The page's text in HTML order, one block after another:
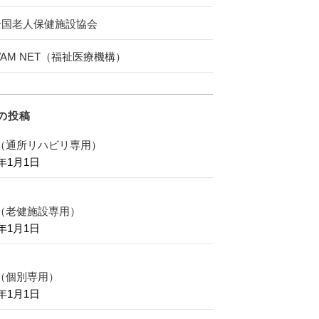
老人保健施設協会
NET（福祉医療機構）
投稿
通所リハビリ専用）
1月1日
老健施設専用）
1月1日
個別専用）
1月1日